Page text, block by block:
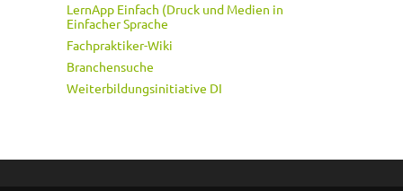
LernApp Einfach (Druck und Medien in
Einfacher Sprache
Fachpraktiker-Wiki
Branchensuche
Weiterbildungsinitiative DI